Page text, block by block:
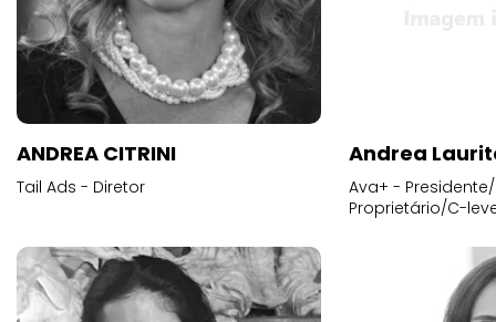
ANDREA CITRINI
Tail Ads - Diretor
Andrea
Ava+ -
Proprietário/C-